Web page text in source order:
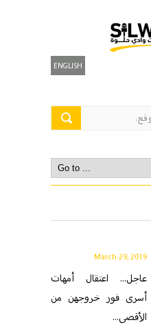
ENGLISH
March 29, 2019
عاجل... اعتقال أمهات
أسرى فور خروجهن من
الأقصى...